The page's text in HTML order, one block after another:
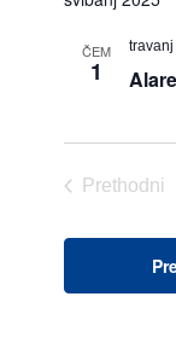
ČEM
1
Prethodni